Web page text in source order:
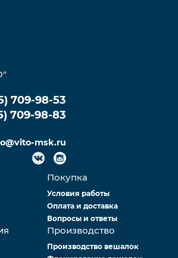
Покупка
Условия работы
Оплата и доставка
Вопросы и ответы
Производство
Производство вешалок
709-98-53
709-98-83
msk.ru